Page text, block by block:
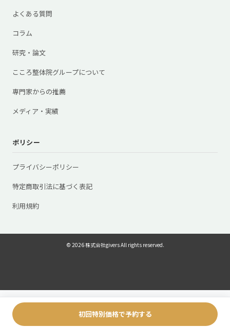
よくある質問
コラム
研究・論文
こころ整体院グループについて
専門家からの推薦
メディア・実績
ポリシー
プライバシーポリシー
特定商取引法に基づく表記
利用規約
© 2026 株式会社givers All rights reserved.
初回特別価格で予約する